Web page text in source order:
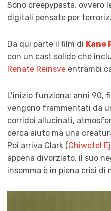
Sono creepypasta, ovvero
digitali pensate per
Da qui parte il film di Kane
con un cast solido che
Renate Reinsve entrambi
L’inizio funziona: anni 90,
vengono frammentati da
corridoi allucinati,
cerca aiuto ma una
Poi arriva Clark (Chiwetel
appena divorziato, il suo
insomma è in piena crisi di